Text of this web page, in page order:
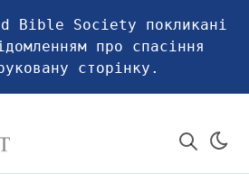
Bible Society покликані
про спасіння
сторінку.